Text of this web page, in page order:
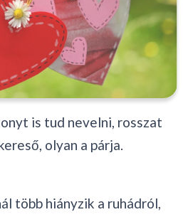
is tud nevelni, rosszat
olyan a párja.
több hiányzik a ruhádról,